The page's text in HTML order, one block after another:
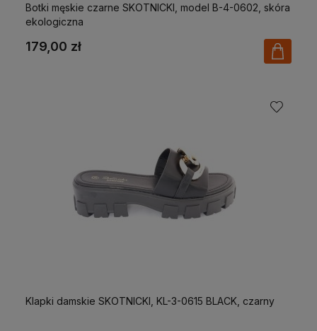
Botki męskie czarne SKOTNICKI, model B-4-0602, skóra
ekologiczna
179,00 zł
Klapki damskie SKOTNICKI, KL-3-0615 BLACK, czarny